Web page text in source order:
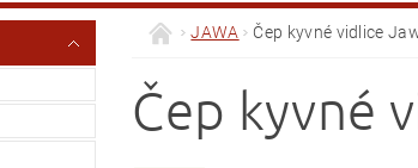
NAPIŠTE NÁM BLOG MOJE
JAWA Čep kyvné vidlice
Čep kyvné